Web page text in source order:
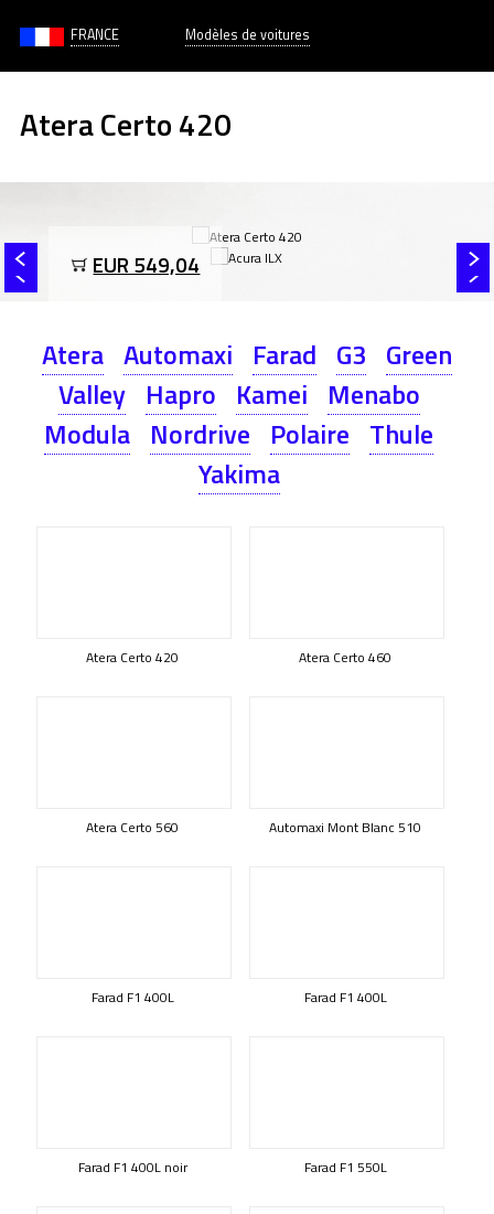
FRANCE Modèles de voitures
Atera Certo 420
EUR 549,04
Atera Automaxi Farad G3 Green
Valley Hapro Kamei Menabo
Modula Nordrive Polaire Thule
Yakima
Atera Certo 420 Atera Certo 460
Atera Certo 560 Automaxi Mont Blanc 510
Farad F1 400L Farad F1 400L
Farad F1 400L noir Farad F1 550L